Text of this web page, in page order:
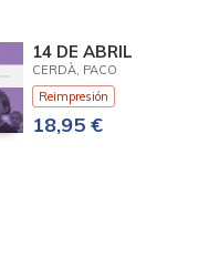
14 DE ABRIL
CERDÀ, PACO
Reimpresión
18,95 €